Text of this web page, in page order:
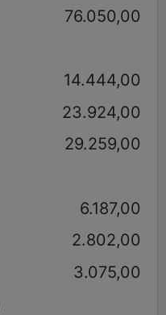
76.050,00
14.444,00
23.924,00
29.259,00
6.187,00
2.802,00
3.075,00